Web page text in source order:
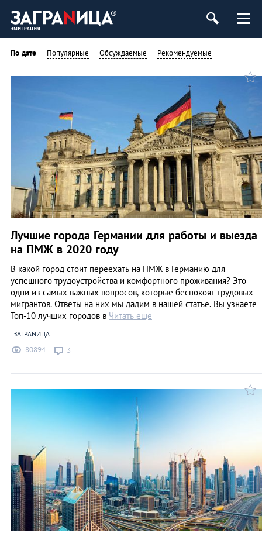
По дате Популярные Обсуждаемые Рекомендуемые
Лучшие города Германии для работы и выезда
на ПМЖ в 2020 году
В какой город стоит переехать на ПМЖ в Германию для
успешного трудоустройства и комфортного проживания? Это
одни из самых важных вопросов, которые беспокоят трудовых
мигрантов. Ответы на них мы дадим в нашей статье. Вы узнаете
Топ-10 лучших городов в Читать еще
ЗАГРАNИЦА
80894 3